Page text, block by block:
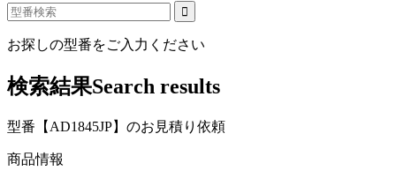
お探しの型番をご入力ください
検索結果Search results
型番【AD1845JP】のお見積り依頼
商品情報